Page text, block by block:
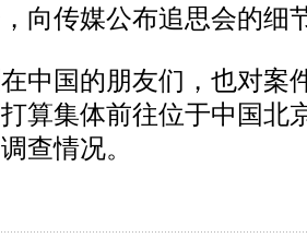
向传媒公布追思会的细
国的朋友们，也对案
算集体前往位于中国北
查情况。